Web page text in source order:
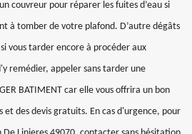
couvreur pour réparer les fuites d’eau si
à tomber de votre plafond. D’autre dégâts
vous tarder encore à procéder aux
remédier, appeler sans tarder une
BATIMENT car elle vous offrira un bon
et des devis gratuits. En cas d'urgence, pour